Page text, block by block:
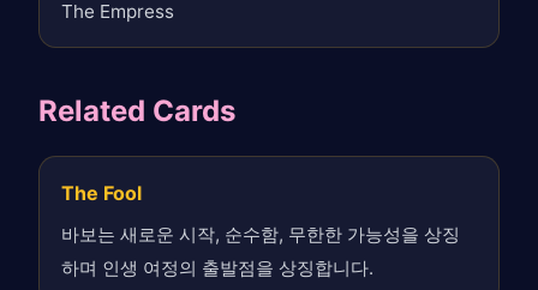
The Empress
Related Cards
The Fool
바보는 새로운 시작, 순수함, 무한한 가능성을 상징
하며 인생 여정의 출발점을 상징합니다.